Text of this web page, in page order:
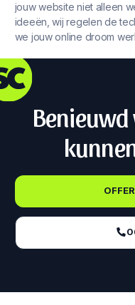
jouw website niet alleen
ideeën, wij regelen de
we jouw online droom